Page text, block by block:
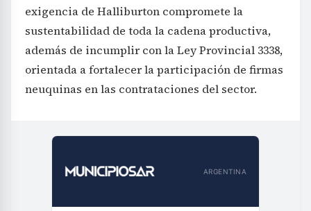
exigencia de Halliburton compromete la
sustentabilidad de toda la cadena productiva,
además de incumplir con la Ley Provincial 3338,
orientada a fortalecer la participación de firmas
neuquinas en las contrataciones del sector.
ARGENTINA